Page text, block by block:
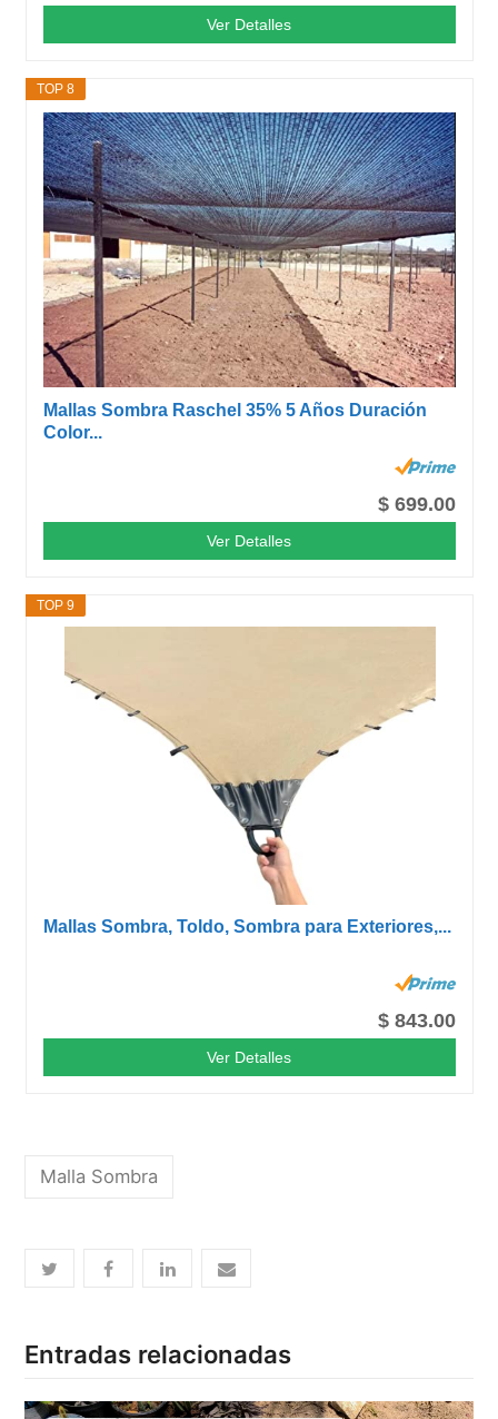
Ver Detalles
TOP 8
Mallas Sombra Raschel 35% 5 Años Duración
Color...
$ 699.00
Ver Detalles
TOP 9
Mallas Sombra, Toldo, Sombra para Exteriores,...
$ 843.00
Ver Detalles
Malla Sombra
Entradas relacionadas